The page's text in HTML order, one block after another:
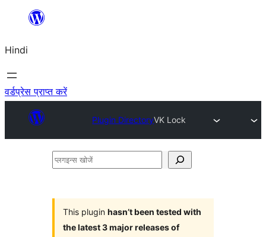
सामग्री
जाएं
Hindi
वर्डप्रेस प्राप्त करें
Plugin DirectoryVK Lock
प्लगइन्स
This plugin hasn’t been tested with
the latest 3 major releases of